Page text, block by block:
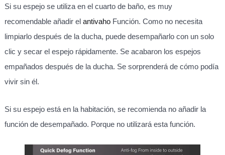
Si su espejo se utiliza en el cuarto de baño, es muy
recomendable añadir el antivaho Función. Como no necesita
limpiarlo después de la ducha, puede desempañarlo con un solo
clic y secar el espejo rápidamente. Se acabaron los espejos
empañados después de la ducha. Se sorprenderá de cómo podía
vivir sin él.
Si su espejo está en la habitación, se recomienda no añadir la
función de desempañado. Porque no utilizará esta función.